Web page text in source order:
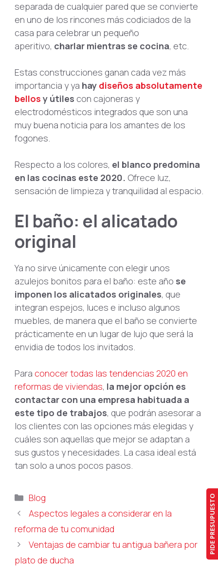
separada de cualquier pared que se convierte
en uno de los rincones más codiciados de la
casa para celebrar un pequeño
aperitivo, charlar mientras se cocina, etc.
Estas construcciones ganan cada vez más
importancia y ya hay diseños absolutamente
bellos y útiles con cajoneras y
electrodomésticos integrados que son una
muy buena noticia para los amantes de los
fogones.
Respecto a los colores, el blanco predomina
en las cocinas este 2020. Ofrece luz,
sensación de limpieza y tranquilidad al espacio.
El baño: el alicatado
original
Ya no sirve únicamente con elegir unos
azulejos bonitos para el baño: este año se
imponen los alicatados originales, que
integran espejos, luces e incluso algunos
muebles, de manera que el baño se convierte
prácticamente en un lugar de lujo que será la
envidia de todos los invitados.
Para conocer todas las tendencias 2020 en
reformas de viviendas, la mejor opción es
contactar con una empresa habituada a
este tipo de trabajos, que podrán asesorar a
los clientes con las opciones más elegidas y
cuáles son aquellas que mejor se adaptan a
sus gustos y necesidades. La casa ideal está
tan solo a unos pocos pasos.
Categorías
Blog
Aspectos legales a considerar en la
reforma de tu comunidad
Ventajas de cambiar tu antigua bañera por
plato de ducha
PIDE PRESUPUESTO